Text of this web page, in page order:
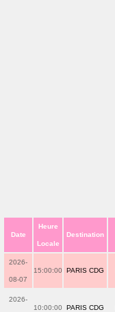
Date
Heure
Locale
Destination
2026-
08-07
15:00:00 PARIS CDG
2026-
10:00:00 PARIS CDG